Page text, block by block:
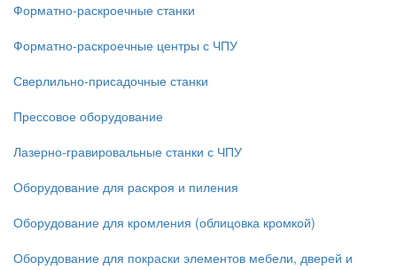
Форматно-раскроечные станки
Форматно-раскроечные центры с ЧПУ
Сверлильно-присадочные станки
Прессовое оборудование
Лазерно-гравировальные станки с ЧПУ
Оборудование для раскроя и пиления
Оборудование для кромления (облицовка кромкой)
Оборудование для покраски элементов мебели, дверей и